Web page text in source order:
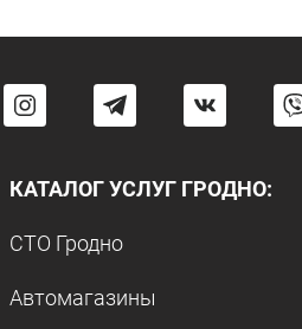
КАТАЛОГ УСЛУГ ГРОДНО:
СТО Гродно
Автомагазины